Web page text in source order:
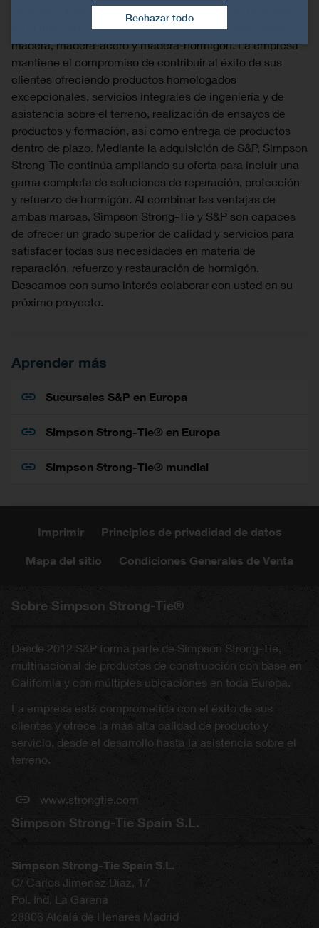
Simpson Strong-Tie fue fundada en 1956 y se ha erigido
en el líder mundial de conectores estructurales madera-
madera, madera-acero y madera-hormigón. La empresa
mantiene el compromiso de contribuir al éxito de sus
clientes ofreciendo productos homologados
excepcionales, servicios integrales de ingeniería y de
asistencia sobre el terreno, realización de ensayos de
productos y formación, así como entrega de productos
dentro de plazo. Mediante la adquisición de S&P, Simpson
Strong-Tie continúa ampliando su oferta para incluir una
gama completa de soluciones de reparación, protección
y refuerzo de hormigón. Al combinar las ventajas de
ambas marcas, Simpson Strong-Tie y S&P son capaces
de ofrecer un grado superior de calidad y servicios para
satisfacer todas sus necesidades en materia de
reparación, refuerzo y restauración de hormigón.
Deseamos con sumo interés colaborar con usted en su
próximo proyecto.
Aprender más
Sucursales S&P en Europa
Simpson Strong-Tie® en Europa
Simpson Strong-Tie® mundial
Imprimir Principios de privadidad de datos
Mapa del sitio Condiciones Generales de Venta
Sobre Simpson Strong-Tie®
Desde 2012 S&P forma parte de Simpson Strong-Tie,
multinacional de productos de construcción con base en
California y con múltiples ubicaciones en toda Europa.
La empresa está comprometida con el éxito de sus
clientes y ofrece la más alta calidad de producto y
servicio, desde el desarrollo hasta la asistencia sobre el
terreno.
www.strongtie.com
Simpson Strong-Tie Spain S.L.
Simpson Strong-Tie Spain S.L.
C/ Carlos Jiménez Díaz, 17
Pol. Ind. La Garena
28806 Alcalá de Henares Madrid
Rechazar todo